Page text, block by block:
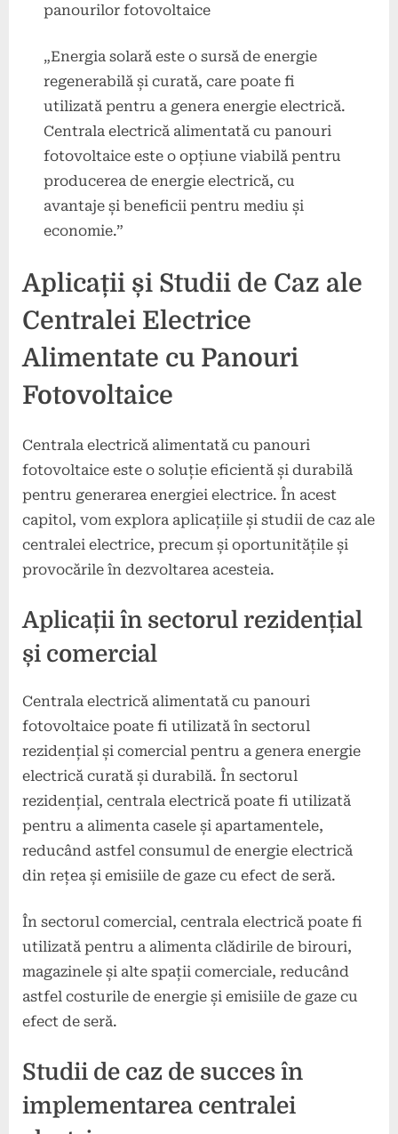
panourilor fotovoltaice
„Energia solară este o sursă de energie
regenerabilă și curată, care poate fi
utilizată pentru a genera energie electrică.
Centrala electrică alimentată cu panouri
fotovoltaice este o opțiune viabilă pentru
producerea de energie electrică, cu
avantaje și beneficii pentru mediu și
economie.”
Aplicații și Studii de Caz ale
Centralei Electrice
Alimentate cu Panouri
Fotovoltaice
Centrala electrică alimentată cu panouri
fotovoltaice este o soluție eficientă și durabilă
pentru generarea energiei electrice. În acest
capitol, vom explora aplicațiile și studii de caz ale
centralei electrice, precum și oportunitățile și
provocările în dezvoltarea acesteia.
Aplicații în sectorul rezidențial
și comercial
Centrala electrică alimentată cu panouri
fotovoltaice poate fi utilizată în sectorul
rezidențial și comercial pentru a genera energie
electrică curată și durabilă. În sectorul
rezidențial, centrala electrică poate fi utilizată
pentru a alimenta casele și apartamentele,
reducând astfel consumul de energie electrică
din rețea și emisiile de gaze cu efect de seră.
În sectorul comercial, centrala electrică poate fi
utilizată pentru a alimenta clădirile de birouri,
magazinele și alte spații comerciale, reducând
astfel costurile de energie și emisiile de gaze cu
efect de seră.
Studii de caz de succes în
implementarea centralei